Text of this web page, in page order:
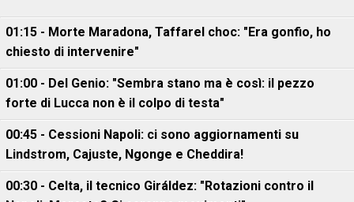
01:15 - Morte Maradona, Taffarel choc: "Era gonfio, ho
chiesto di intervenire"
01:00 - Del Genio: "Sembra stano ma è così: il pezzo
forte di Lucca non è il colpo di testa"
00:45 - Cessioni Napoli: ci sono aggiornamenti su
Lindstrom, Cajuste, Ngonge e Cheddira!
00:30 - Celta, il tecnico Giráldez: "Rotazioni contro il